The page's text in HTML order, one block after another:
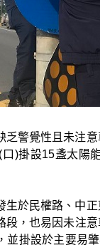
乏警覺性且未注
)掛設15盞太陽
於民權路、中
段，也易因未注
並掛設於主要易